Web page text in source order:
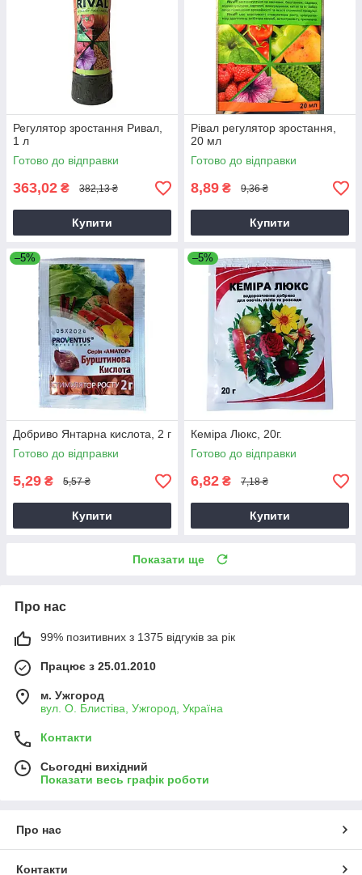
Регулятор зростання Ривал,
1 л
Готово до відправки
363,02 ₴ 382,13 ₴
Купити
Рівал регулятор зростання,
20 мл
Готово до відправки
8,89 ₴ 9,36 ₴
Купити
–5%
Добриво Янтарна кислота, 2 г
Готово до відправки
5,29 ₴ 5,57 ₴
Купити
–5%
Кеміра Люкс, 20г.
Готово до відправки
6,82 ₴ 7,18 ₴
Купити
Показати ще
Про нас
99% позитивних з 1375 відгуків за рік
Працює з 25.01.2010
м. Ужгород
вул. О. Блистіва, Ужгород, Україна
Контакти
Сьогодні вихідний
Показати весь графік роботи
Про нас
Контакти